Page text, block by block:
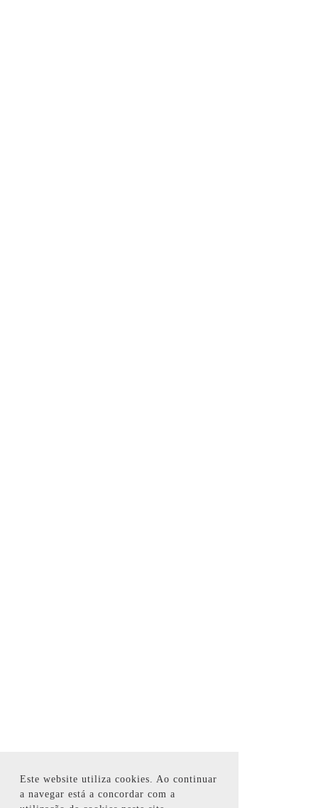
Este website utiliza cookies. Ao continuar
a navegar está a concordar com a